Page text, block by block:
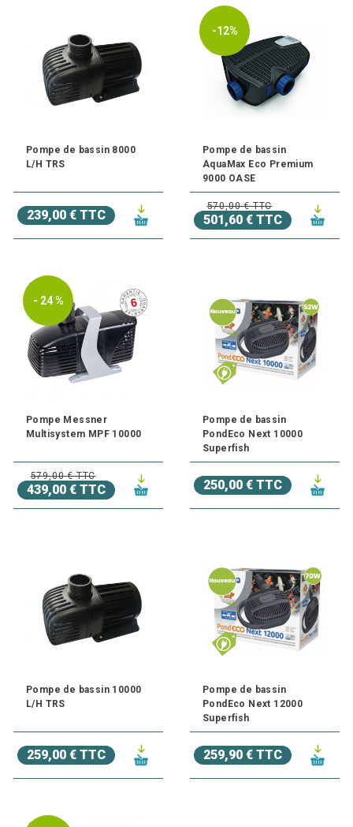
Pompe de bassin 8000
L/H TRS
239,00 € TTC
-12%
Pompe de bassin
AquaMax Eco Premium
9000 OASE
570,00 € TTC
501,60 € TTC
- 24 %
Pompe Messner
Multisystem MPF 10000
579,00 € TTC
439,00 € TTC
Pompe de bassin
PondEco Next 10000
Superfish
250,00 € TTC
Pompe de bassin 10000
L/H TRS
259,00 € TTC
Pompe de bassin
PondEco Next 12000
Superfish
259,90 € TTC